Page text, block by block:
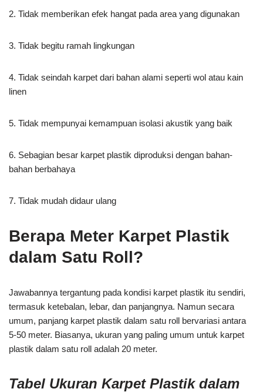
2. Tidak memberikan efek hangat pada area yang digunakan
3. Tidak begitu ramah lingkungan
4. Tidak seindah karpet dari bahan alami seperti wol atau kain
linen
5. Tidak mempunyai kemampuan isolasi akustik yang baik
6. Sebagian besar karpet plastik diproduksi dengan bahan-
bahan berbahaya
7. Tidak mudah didaur ulang
Berapa Meter Karpet Plastik
dalam Satu Roll?
Jawabannya tergantung pada kondisi karpet plastik itu sendiri,
termasuk ketebalan, lebar, dan panjangnya. Namun secara
umum, panjang karpet plastik dalam satu roll bervariasi antara
5-50 meter. Biasanya, ukuran yang paling umum untuk karpet
plastik dalam satu roll adalah 20 meter.
Tabel Ukuran Karpet Plastik dalam